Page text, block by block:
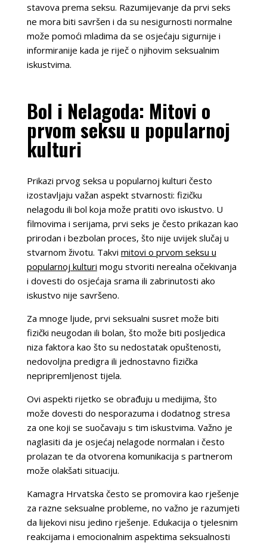
stavova prema seksu. Razumijevanje da prvi seks
ne mora biti savršen i da su nesigurnosti normalne
može pomoći mladima da se osjećaju sigurnije i
informiranije kada je riječ o njihovim seksualnim
iskustvima.
Bol i Nelagoda: Mitovi o
prvom seksu u popularnoj
kulturi
Prikazi prvog seksa u popularnoj kulturi često
izostavljaju važan aspekt stvarnosti: fizičku
nelagodu ili bol koja može pratiti ovo iskustvo. U
filmovima i serijama, prvi seks je često prikazan kao
prirodan i bezbolan proces, što nije uvijek slučaj u
stvarnom životu. Takvi mitovi o prvom seksu u
popularnoj kulturi mogu stvoriti nerealna očekivanja
i dovesti do osjećaja srama ili zabrinutosti ako
iskustvo nije savršeno.
Za mnoge ljude, prvi seksualni susret može biti
fizički neugodan ili bolan, što može biti posljedica
niza faktora kao što su nedostatak opuštenosti,
nedovoljna predigra ili jednostavno fizička
nepripremljenost tijela.
Ovi aspekti rijetko se obrađuju u medijima, što
može dovesti do nesporazuma i dodatnog stresa
za one koji se suočavaju s tim iskustvima. Važno je
naglasiti da je osjećaj nelagode normalan i često
prolazan te da otvorena komunikacija s partnerom
može olakšati situaciju.
Kamagra Hrvatska često se promovira kao rješenje
za razne seksualne probleme, no važno je razumjeti
da lijekovi nisu jedino rješenje. Edukacija o tjelesnim
reakcijama i emocionalnim aspektima seksualnosti